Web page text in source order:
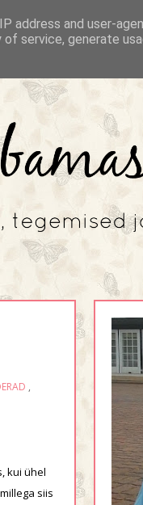
,
kui ühel
siis
address and user-
service, generate